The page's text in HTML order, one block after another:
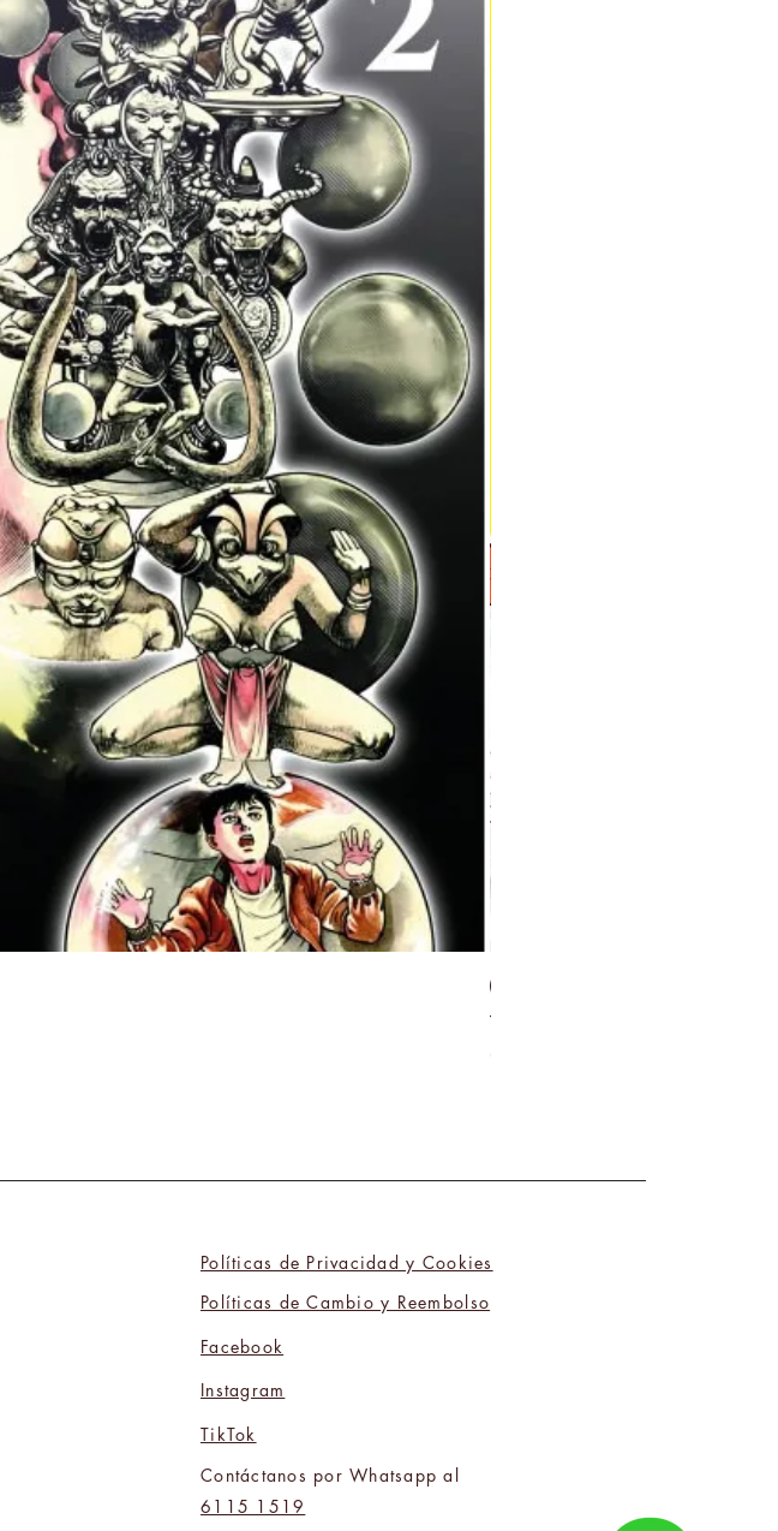
Tú y Yo Somos Polos Opuestos 06
Políticas de Privacidad y Cookies
Políticas de Cambio y Reembolso
Facebook
Instagram
TikTok
Contáctanos por Whatsapp al
6115 1519